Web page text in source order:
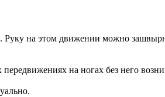
на этом движении можно
на ногах без него